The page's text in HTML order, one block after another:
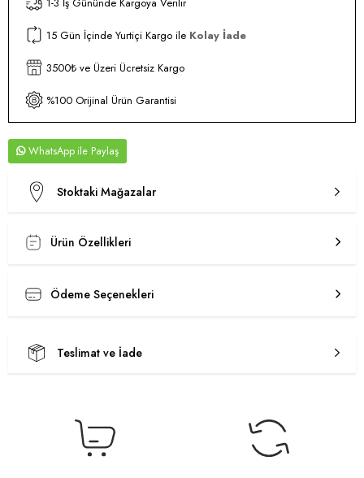
15 Gün İçinde Yurtiçi Kargo ile Kolay İade
3500₺ ve Üzeri Ücretsiz Kargo
%100 Orijinal Ürün Garantisi
WhatsApp
Stoktaki Mağazalar
Ürün Özellikleri
Ödeme Seçenekleri
Teslimat ve İade